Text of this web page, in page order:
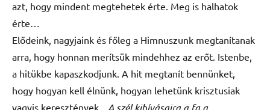
azt, hogy mindent megtehetek érte. Meg is halhatok
érte…
Elődeink, nagyjaink és főleg a Himnuszunk megtanítanak
arra, hogy honnan merítsük mindehhez az erőt. Istenbe,
a hitükbe kapaszkodjunk. A hit megtanít bennünket,
hogy hogyan kell élnünk, hogyan lehetünk krisztusiak
vagyis keresztények. „A szél kihívásaira a fa a